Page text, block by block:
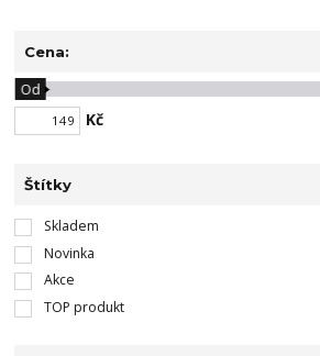
Cena:
Kč
Od
Štítky
Skladem
Novinka
Akce
TOP produkt